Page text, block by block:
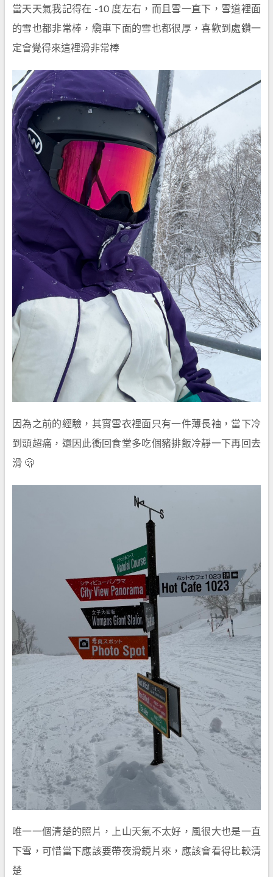
當天天氣我記得在 -10 度左右，而且雪一直下，雪道裡面
的雪也都非常棒，纜車下面的雪也都很厚，喜歡到處鑽一
定會覺得來這裡滑非常棒
因為之前的經驗，其實雪衣裡面只有一件薄長袖，當下冷
到頭超痛，還因此衝回食堂多吃個豬排飯冷靜一下再回去
滑 🫢
唯一一個清楚的照片，上山天氣不太好，風很大也是一直
下雪，可惜當下應該要帶夜滑鏡片來，應該會看得比較清
楚